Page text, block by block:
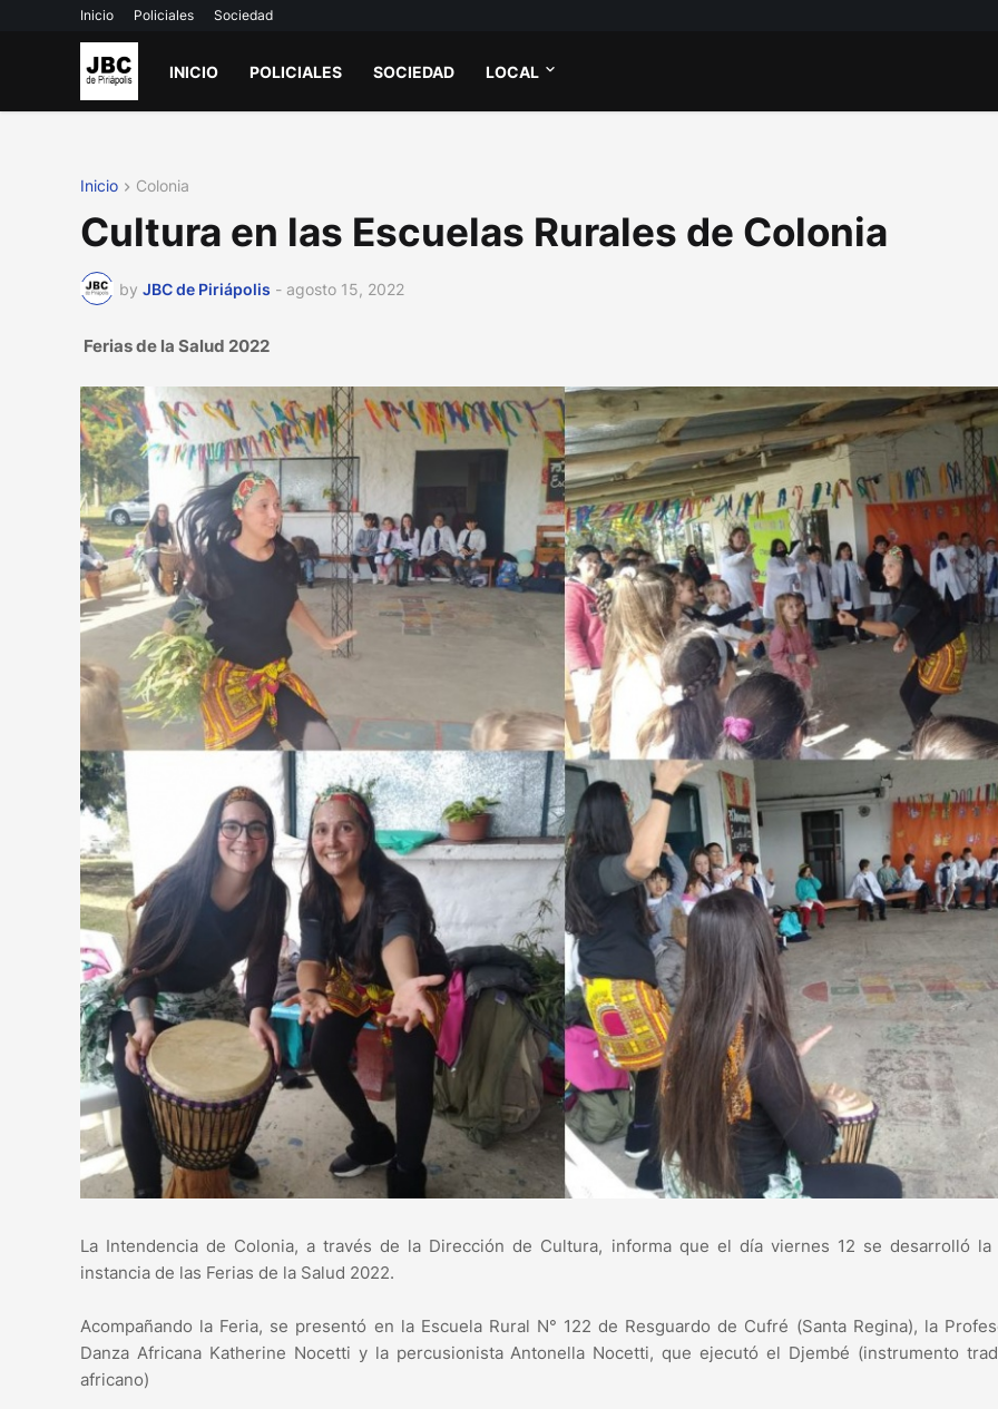
Inicio Policiales Sociedad
INICIO POLICIALES SOCIEDAD LOCAL
Inicio Colonia
Cultura en las Escuelas Rurales de Colonia
by JBC de Piriápolis - agosto 15, 2022
Ferias de la Salud 2022
La Intendencia de Colonia, a través de la Dirección de Cultura, informa que el día viernes 12 se desarrolló la
instancia de las Ferias de la Salud 2022.
Acompañando la Feria, se presentó en la Escuela Rural N° 122 de Resguardo de Cufré (Santa Regina), la
Danza Africana Katherine Nocetti y la percusionista Antonella Nocetti, que ejecutó el Djembé (instrumento
africano)